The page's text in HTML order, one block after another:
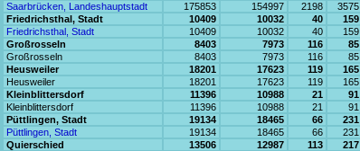
Saarbrücken, Landeshauptstadt
175853 154997 2198 3575
Friedrichsthal, Stadt
10409 10032 40 159
Friedrichsthal, Stadt
10409 10032 40 159
Großrosseln
8403 7973 116 85
Großrosseln
8403 7973 116 85
Heusweiler
18201 17623 119 165
Heusweiler
18201 17623 119 165
Kleinblittersdorf
11396 10988 21 91
Kleinblittersdorf
11396 10988 21 91
Püttlingen, Stadt
19134 18465 66 231
Püttlingen, Stadt
19134 18465 66 231
Quierschied
13506 12987 113 217